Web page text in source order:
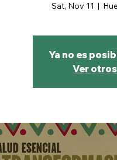
Sat, Nov 11
  |
Ya no es
Ver